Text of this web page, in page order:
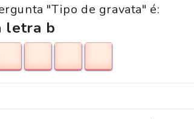
"Tipo de gravata" é:
letra b